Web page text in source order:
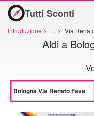
Tutti Sconti
Introduzione > ... > Via
Aldi a